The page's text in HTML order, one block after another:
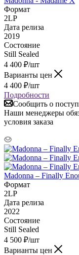
Формат
2LP
Дата релиза
2019
Состояние
Still Sealed
4 400 ₽/шт
Варианты цен
4 400 ₽/шт
Подробности
Сообщить о
Наши менеджеры
условия заказа
Madonna – Finally
Формат
2LP
Дата релиза
2022
Состояние
Still Sealed
4 500 ₽/шт
Варианты цен